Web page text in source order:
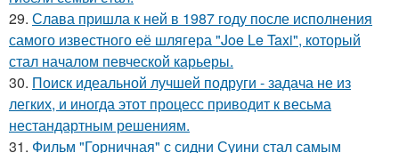
29. Слава пришла к ней в 1987 году после исполнения
самого известного её шлягера "Joe Le Taxi", который
стал началом певческой карьеры.
30. Поиск идеальной лучшей подруги - задача не из
легких, и иногда этот процесс приводит к весьма
нестандартным решениям.
31. Фильм "Горничная" с сидни Суини стал самым